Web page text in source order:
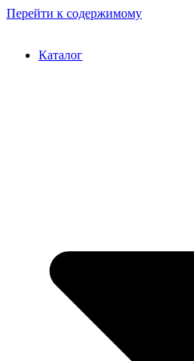
Перейти к содержимому
Каталог